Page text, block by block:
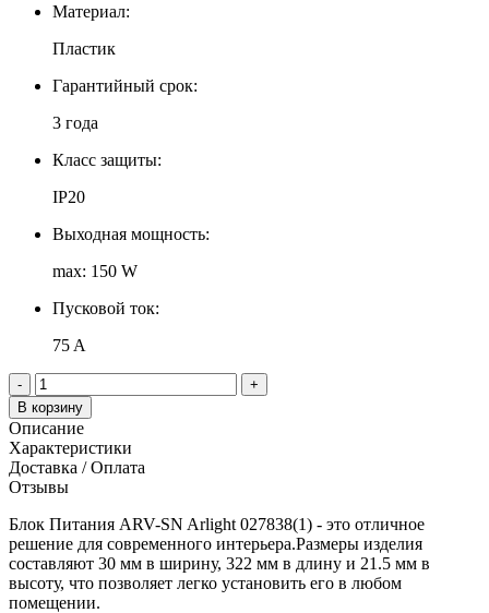
Материал:
Пластик
Гарантийный срок:
3 года
Класс защиты:
IP20
Выходная мощность:
max: 150 W
Пусковой ток:
75 A
-
+
В корзину
Описание
Характеристики
Доставка / Оплата
Отзывы
Блок Питания ARV-SN Arlight 027838(1) - это отличное
решение для современного интерьера.Размеры изделия
составляют 30 мм в ширину, 322 мм в длину и 21.5 мм в
высоту, что позволяет легко установить его в любом
помещении.